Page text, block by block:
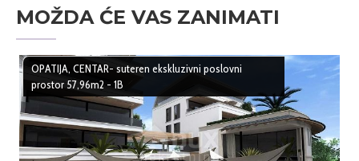
MOŽDA ĆE VAS ZANIMATI
OPATIJA, CENTAR- suteren ekskluzivni poslovni
prostor 57,96m2 - 1B